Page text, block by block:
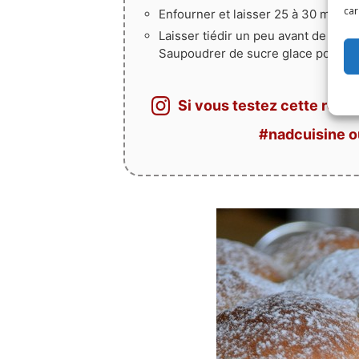
Enfourner et laisser 25 à 30 min (
Laisser tiédir un peu avant de
Saupoudrer de sucre glace pour
Si vous testez cette
#nadcuisine